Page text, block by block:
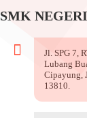
SMK
Jl. SPG 7,
Lubang
Cipayung,
13810.